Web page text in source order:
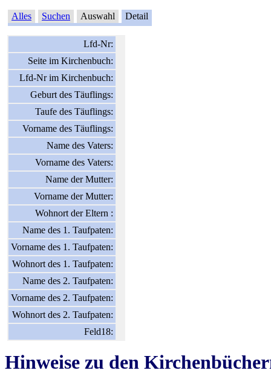
Alles Suchen Auswahl Detail
Lfd-Nr:
Seite im Kirchenbuch:
Lfd-Nr im Kirchenbuch:
Geburt des Täuflings:
Taufe des Täuflings:
Vorname des Täuflings:
Name des Vaters:
Vorname des Vaters:
Name der Mutter:
Vorname der Mutter:
Wohnort der Eltern :
Name des 1. Taufpaten:
Vorname des 1. Taufpaten:
Wohnort des 1. Taufpaten:
Name des 2. Taufpaten:
Vorname des 2. Taufpaten:
Wohnort des 2. Taufpaten:
Feld18:
Hinweise zu den